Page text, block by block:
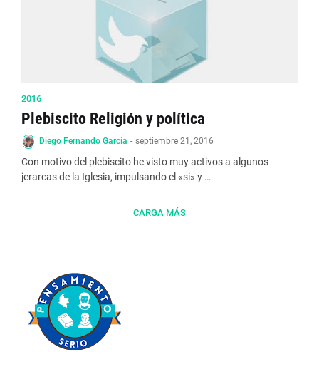
2016
Plebiscito Religión y política
Diego Fernando García - septiembre 21, 2016
Con motivo del plebiscito he visto muy activos a algunos
jerarcas de la Iglesia, impulsando el «si» y …
CARGA MÁS